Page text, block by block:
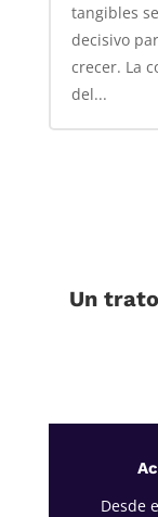
tangibles
decisivo
crecer. La
del...
Un
Desde